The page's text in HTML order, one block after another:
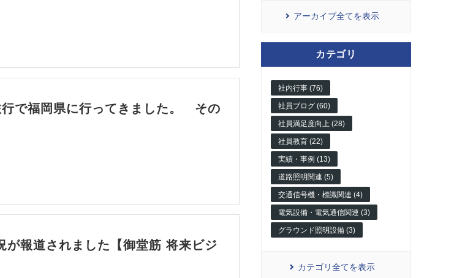
で福岡県に行ってきました。 その
が報道されました【御堂筋 将来ビジ
アーカイブ全てを表示
カテゴリ
社内行事 (76)
社員ブログ (60)
社員満足度向上 (28)
社員教育 (22)
実績・事例 (13)
道路照明関連 (5)
交通信号機・標識関連 (4)
電気設備・電気通信関連 (3)
グラウンド照明設備 (3)
カテゴリ全てを表示